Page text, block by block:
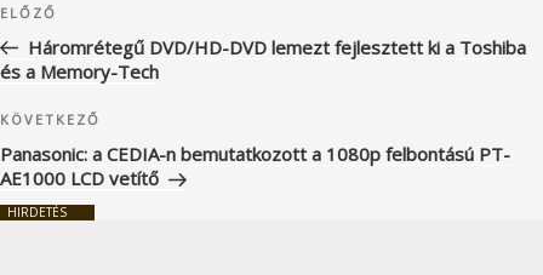
navigáció
Korábbi
bejegyzés
ELŐZŐ
Háromrétegű DVD/HD-DVD lemezt fejlesztett ki a Toshiba
és a Memory-Tech
Következő
bejegyzés
KÖVETKEZŐ
Panasonic: a CEDIA-n bemutatkozott a 1080p felbontású PT-
AE1000 LCD vetítő
HIRDETÉS